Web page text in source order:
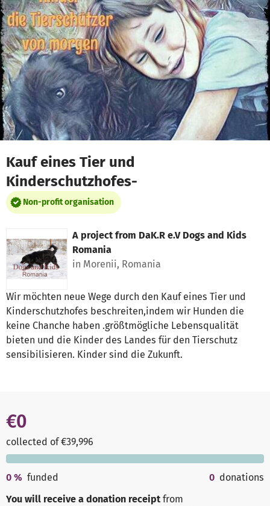
Skip to main content
Show accessibility statement
Kauf eines Tier und
Kinderschutzhofes-
Non-profit organisation
A project from DaK.R e.V Dogs and Kids
Romania
in Morenii, Romania
Wir möchten neue Wege durch den Kauf eines Tier und
Kinderschutzhofes beschreiten,indem wir Hunden die
keine Chanche haben .größtmögliche Lebensqualität
bieten und die Kinder des Landes für den Tierschutz
sensibilisieren. Kinder sind die Zukunft.
€0
collected of €39,996
0 % funded 0 donations
You will receive a donation receipt from